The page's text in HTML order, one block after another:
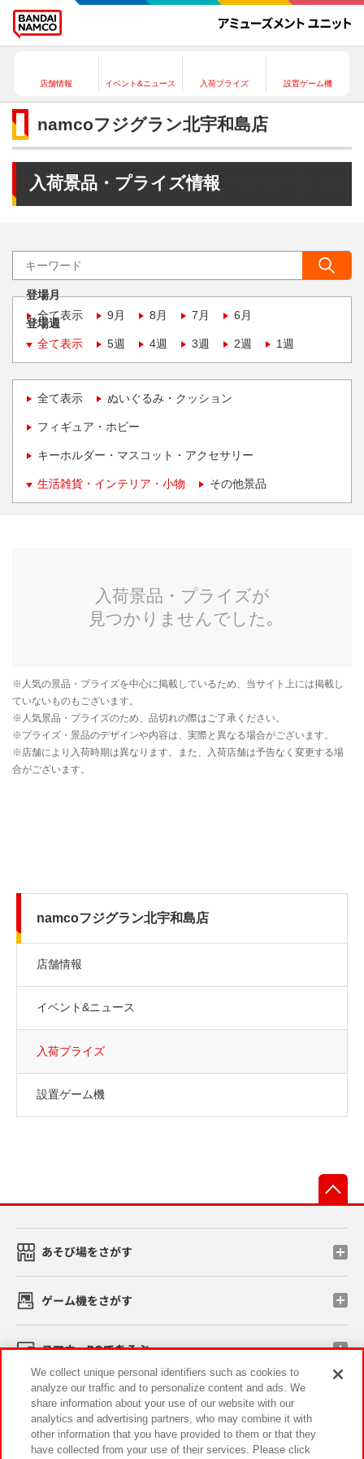
店舗情報 イベント&ニュース 入荷プライズ 設置ゲーム機
namcoフジグラン北宇和島店
入荷景品・プライズ情報
登場月
全て表示
9月 8月 7月 6月
登場週
全て表示
5週 4週 3週 2週 1週
全て表示 ぬいぐるみ・クッション
フィギュア・ホビー
キーホルダー・マスコット・アクセサリー
生活雑貨・インテリア・小物 その他景品
namcoフジグラン北宇和島店
店舗情報
イベント&ニュース
入荷プライズ
設置ゲーム機
あそび場をさがす
ゲーム機をさがす
スマホ・PCであそぶ
イベント・キャンペーン
We collect unique personal identifiers such as cookies to
analyze our traffic and to personalize content and ads. We
share information about your use of our website with our
analytics and advertising partners, who may combine it with
other information that you have provided to them or that they
have collected from your use of their services. Please click